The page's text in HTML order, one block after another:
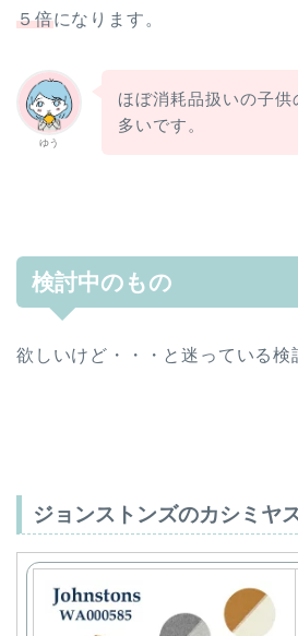
５倍になります。
ゆう
ほぼ消耗品扱いの子
多いです。
検討中のもの
欲しいけど・・・と迷っている検
ジョンストンズのカシミヤ